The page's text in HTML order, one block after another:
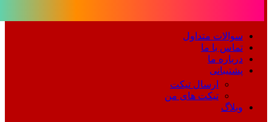
سوالات متداول
تماس با ما
درباره ما
پشتیبانی
ارسال تیکت
تیکت های من
وبلاگ